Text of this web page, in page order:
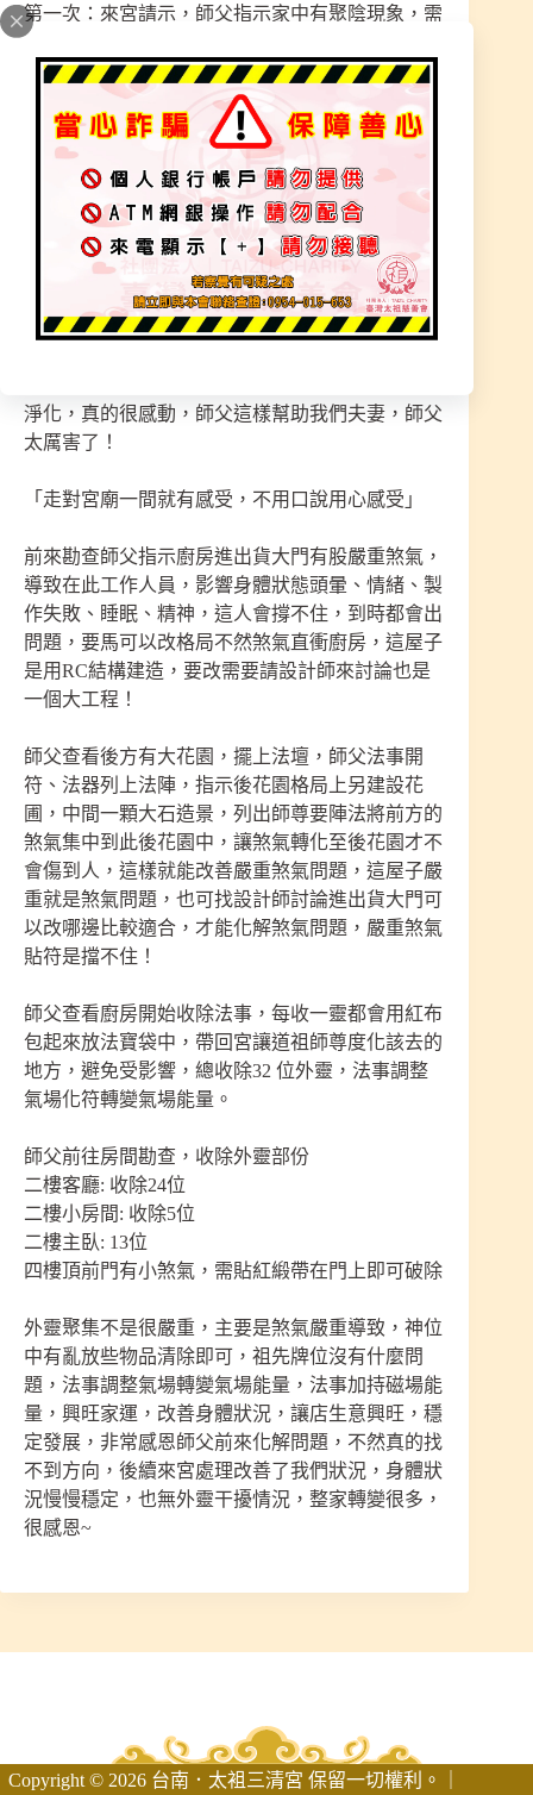
第一次：來宮請示，師父指示家中有聚陰現象，需
要前往陽宅收除才能解決根源問題，身上的陰氣收
除就會比較好，要在多來幾次處理身體狀況，夫妻
兩被干擾到精神很差，臉色很不好，快崩潰！
第二次：師父感謝您幫助，我們有比較好睡，師父
指示身上陰氣有收除掉，目前剩家中陰的聚集要去
處理才能化解，開符醫治元神、精神、身體狀態，
收一收身上陰氣，慢慢的就能恢復！
第三次：師父非常感謝您，我們好很多，精神氣
色、身體狀況、無形的也減少干擾，製作麵包時也
淨化，真的很感動，師父這樣幫助我們夫妻，師父
太厲害了！
「走對宮廟一間就有感受，不用口說用心感受」
前來勘查師父指示廚房進出貨大門有股嚴重煞氣，
導致在此工作人員，影響身體狀態頭暈、情緒、製
作失敗、睡眠、精神，這人會撐不住，到時都會出
問題，要馬可以改格局不然煞氣直衝廚房，這屋子
是用RC結構建造，要改需要請設計師來討論也是
一個大工程！
師父查看後方有大花園，擺上法壇，師父法事開
符、法器列上法陣，指示後花園格局上另建設花
圃，中間一顆大石造景，列出師尊要陣法將前方的
煞氣集中到此後花園中，讓煞氣轉化至後花園才不
會傷到人，這樣就能改善嚴重煞氣問題，這屋子嚴
重就是煞氣問題，也可找設計師討論進出貨大門可
以改哪邊比較適合，才能化解煞氣問題，嚴重煞氣
貼符是擋不住！
師父查看廚房開始收除法事，每收一靈都會用紅布
包起來放法寶袋中，帶回宮讓道祖師尊度化該去的
地方，避免受影響，總收除32 位外靈，法事調整
氣場化符轉變氣場能量。
師父前往房間勘查，收除外靈部份
二樓客廳: 收除24位
二樓小房間: 收除5位
二樓主臥: 13位
四樓頂前門有小煞氣，需貼紅緞帶在門上即可破除
外靈聚集不是很嚴重，主要是煞氣嚴重導致，神位
中有亂放些物品清除即可，祖先牌位沒有什麼問
題，法事調整氣場轉變氣場能量，法事加持磁場能
量，興旺家運，改善身體狀況，讓店生意興旺，穩
定發展，非常感恩師父前來化解問題，不然真的找
不到方向，後續來宮處理改善了我們狀況，身體狀
況慢慢穩定，也無外靈干擾情況，整家轉變很多，
很感恩~
Copyright © 2026 台南．太袓三清宮 保留一切權利。｜